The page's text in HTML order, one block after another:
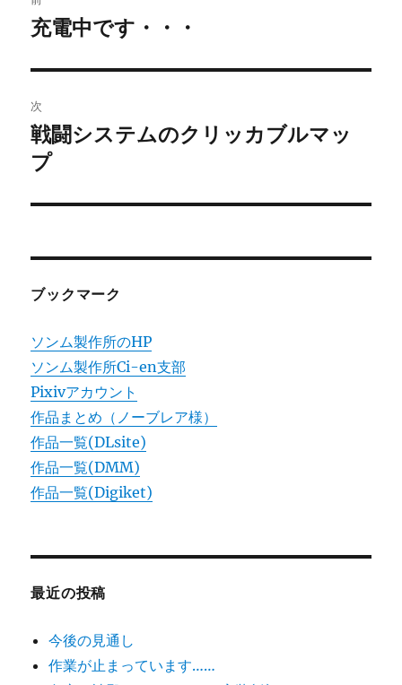
稿
ビ
ゲ
ー
シ
ン
前
投
稿:
充電中です・・・
次
次
の
稿:
戦闘システムのクリッカブルマッ
プ
ブックマーク
ソンム製作所のHP
ソンム製作所Ci-en支部
Pixivアカウント
作品まとめ（ノーブレア様）
作品一覧(DLsite)
作品一覧(DMM)
作品一覧(Digiket)
最近の投稿
今後の見通し
作業が止まっています……